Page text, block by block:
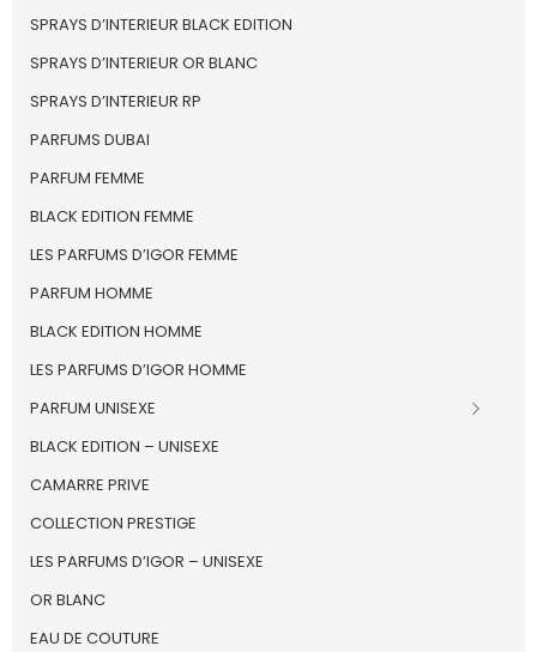
SPRAYS D’INTERIEUR BLACK EDITION
SPRAYS D’INTERIEUR OR BLANC
SPRAYS D’INTERIEUR RP
PARFUMS DUBAI
PARFUM FEMME
BLACK EDITION FEMME
LES PARFUMS D’IGOR FEMME
PARFUM HOMME
BLACK EDITION HOMME
LES PARFUMS D’IGOR HOMME
PARFUM UNISEXE
BLACK EDITION – UNISEXE
CAMARRE PRIVE
COLLECTION PRESTIGE
LES PARFUMS D’IGOR – UNISEXE
OR BLANC
EAU DE COUTURE